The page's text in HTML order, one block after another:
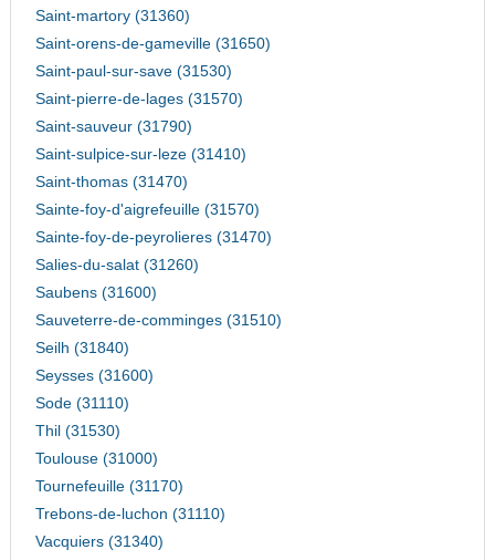
Saint-martory (31360)
Saint-orens-de-gameville (31650)
Saint-paul-sur-save (31530)
Saint-pierre-de-lages (31570)
Saint-sauveur (31790)
Saint-sulpice-sur-leze (31410)
Saint-thomas (31470)
Sainte-foy-d'aigrefeuille (31570)
Sainte-foy-de-peyrolieres (31470)
Salies-du-salat (31260)
Saubens (31600)
Sauveterre-de-comminges (31510)
Seilh (31840)
Seysses (31600)
Sode (31110)
Thil (31530)
Toulouse (31000)
Tournefeuille (31170)
Trebons-de-luchon (31110)
Vacquiers (31340)